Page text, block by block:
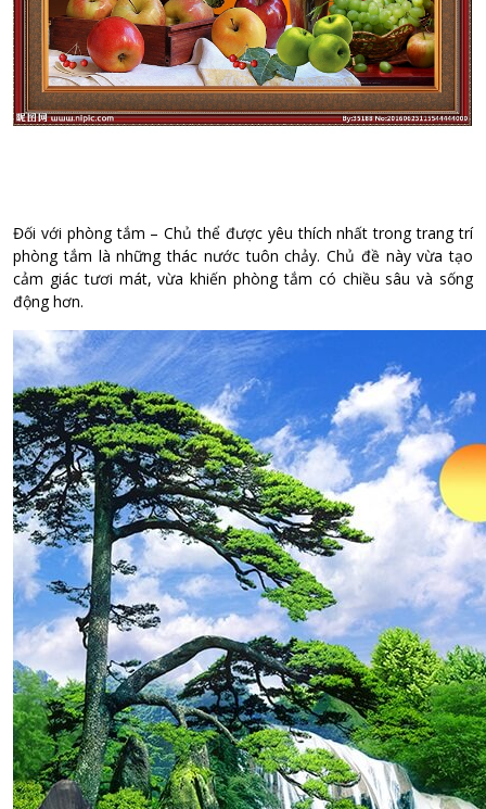
Đối với phòng tắm – Chủ thể được yêu thích nhất trong trang trí
phòng tắm là những thác nước tuôn chảy. Chủ đề này vừa tạo
cảm giác tươi mát, vừa khiến phòng tắm có chiều sâu và sống
động hơn.